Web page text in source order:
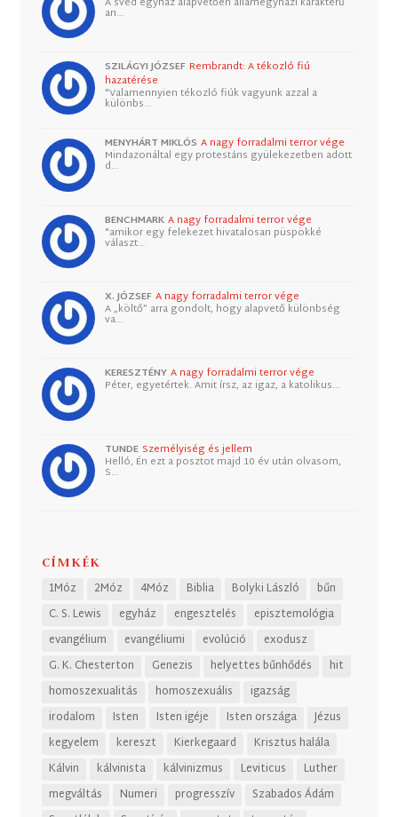
an…
SZILÁGYI JÓZSEF Rembrandt: A tékozló fiú
hazatérése
"Valamennyien tékozló fiúk vagyunk azzal a
különbs…
MENYHÁRT MIKLÓS A nagy forradalmi terror vége
Mindazonáltal egy protestáns gyülekezetben adott
d…
BENCHMARK A nagy forradalmi terror vége
"amikor egy felekezet hivatalosan püspökké
választ…
X. JÓZSEF A nagy forradalmi terror vége
A „költő” arra gondolt, hogy alapvető különbség
va…
KERESZTÉNY A nagy forradalmi terror vége
Péter, egyetértek. Amit írsz, az igaz, a katolikus…
TUNDE Személyiség és jellem
Helló, Én ezt a posztot majd 10 év után olvasom,
S…
CÍMKÉK
1Móz 2Móz 4Móz Biblia Bolyki László
bűn
C. S. Lewis
egyház engesztelés
episztemológia
evangélium
evangéliumi evolúció
exodusz
G. K. Chesterton
Genezis helyettes bűnhődés
hit
homoszexualitás
homoszexuális
igazság
irodalom
Isten Isten igéje Isten országa
Jézus
kegyelem
kereszt Kierkegaard
Krisztus halála
Kálvin
kálvinista kálvinizmus Leviticus
Luther
megváltás
Numeri progresszív
Szabados Ádám